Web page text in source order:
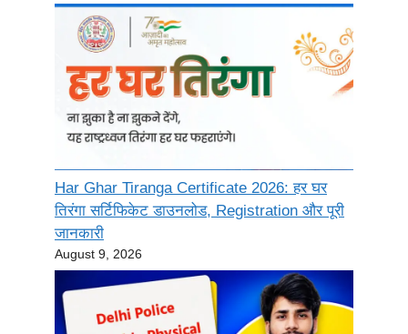
Har Ghar Tiranga Certificate 2026: हर घर
तिरंगा सर्टिफिकेट डाउनलोड, Registration और पूरी
जानकारी
August 9, 2026